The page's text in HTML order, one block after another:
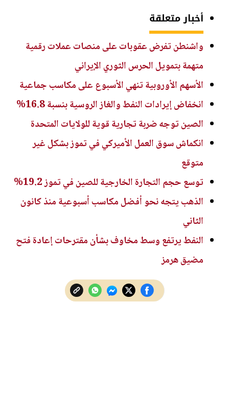
أخبار متعلقة
واشنطن تفرض عقوبات على منصات عملات رقمية
متهمة بتمويل الحرس الثوري الإيراني
الأسهم الأوروبية تنهي الأسبوع على مكاسب جماعية
انخفاض إيرادات النفط والغاز الروسية بنسبة 16.8%
الصين توجه ضربة تجارية قوية للولايات المتحدة
انكماش سوق العمل الأميركي في تموز بشكل غير
متوقع
توسع حجم التجارة الخارجية للصين في تموز 19.2%
الذهب يتجه نحو أفضل مكاسب أسبوعية منذ كانون
الثاني
النفط يرتفع وسط مخاوف بشأن مقترحات إعادة فتح
مضيق هرمز